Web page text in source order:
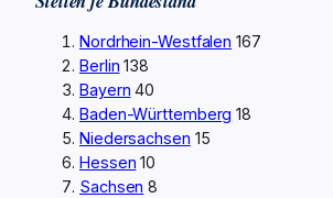
Nordrhein-Westfalen 167
Berlin 138
Bayern 40
Baden-Württemberg 18
Niedersachsen 15
Hessen 10
Sachsen 8